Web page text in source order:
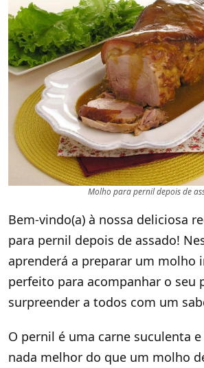
Molho para pernil depois de
Bem-vindo(a) à nossa deliciosa
para pernil depois de assado!
aprenderá a preparar um molho
perfeito para acompanhar o seu
surpreender a todos com um
O pernil é uma carne suculenta
nada melhor do que um molho